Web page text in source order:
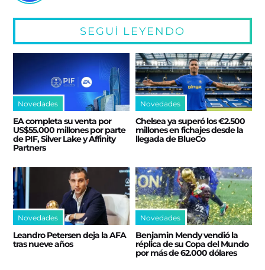
SEGUÍ LEYENDO
Novedades
EA completa su venta por
US$55.000 millones por parte
de PIF, Silver Lake y Affinity
Partners
Novedades
Chelsea ya superó los €2.500
millones en fichajes desde la
llegada de BlueCo
Novedades
Leandro Petersen deja la AFA
tras nueve años
Novedades
Benjamin Mendy vendió la
réplica de su Copa del Mundo
por más de 62.000 dólares